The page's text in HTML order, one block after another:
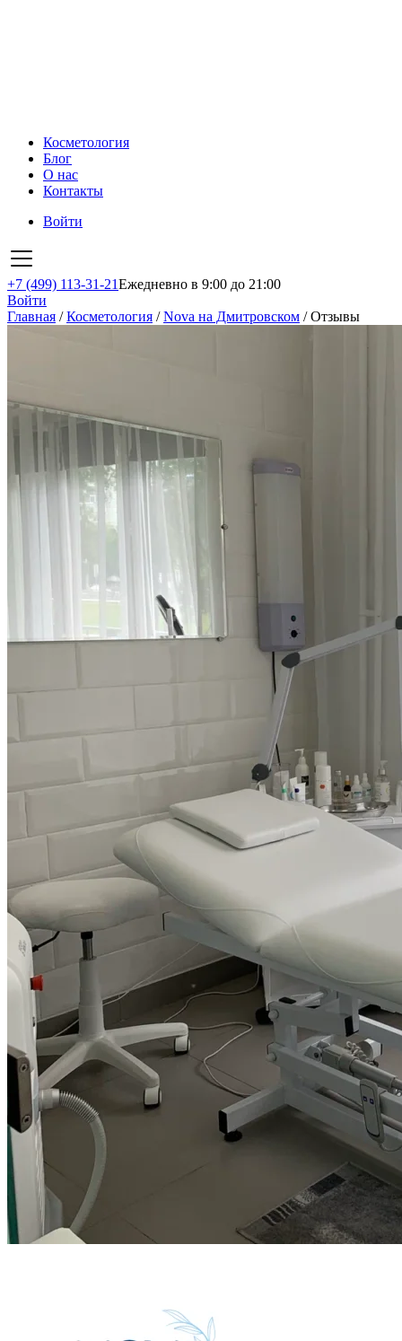
Косметология
Блог
О нас
Контакты
Войти
+7 (499) 113-31-21Ежедневно в 9:00 до 21:00
Войти
Главная /Косметология /Nova на Дмитровском /Отзывы